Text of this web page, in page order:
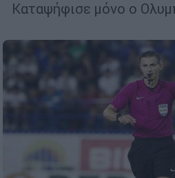
Καταψήφισε μόνο ο